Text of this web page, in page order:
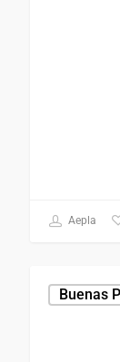
Aepla
Buenas